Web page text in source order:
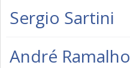
Sergio Sartini
André Ramalho